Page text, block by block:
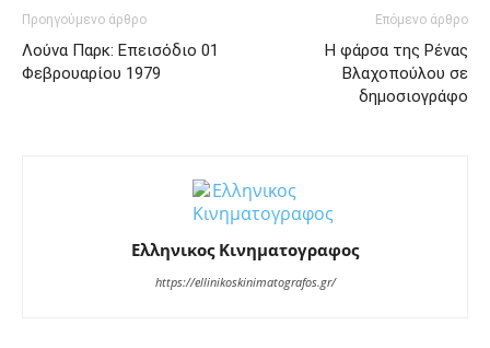
Προηγούμενο άρθρο
Λούνα Παρκ: Επεισόδιο 01
Φεβρουαρίου 1979
Επόμενο άρθρο
Η φάρσα της Ρένας
Βλαχοπούλου σε
δημοσιογράφο
Ελληνικος Κινηματογραφος
https://ellinikoskinimatografos.gr/